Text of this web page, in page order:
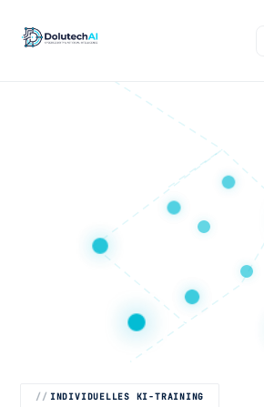
STARTSEITE
LÖSUNGEN
DIENSTLEISTUNGEN
FAQ
INDIVIDUELLES KI-TRAINING